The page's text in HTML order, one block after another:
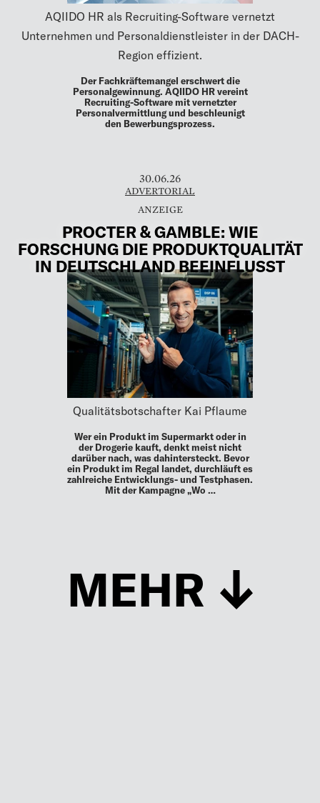
AQIIDO HR als Recruiting-Software vernetzt
Unternehmen und Personaldienstleister in der DACH-
Region effizient.
Der Fachkräftemangel erschwert die
Personalgewinnung. AQIIDO HR vereint
Recruiting-Software mit vernetzter
Personalvermittlung und beschleunigt
den Bewerbungsprozess.
30.06.26
ADVERTORIAL
PROCTER & GAMBLE: WIE
FORSCHUNG DIE PRODUKTQUALITÄT
IN DEUTSCHLAND BEEINFLUSST
Qualitätsbotschafter Kai Pflaume
Wer ein Produkt im Supermarkt oder in
der Drogerie kauft, denkt meist nicht
darüber nach, was dahintersteckt. Bevor
ein Produkt im Regal landet, durchläuft es
zahlreiche Entwicklungs- und Testphasen.
Mit der Kampagne „Wo …
MEHR